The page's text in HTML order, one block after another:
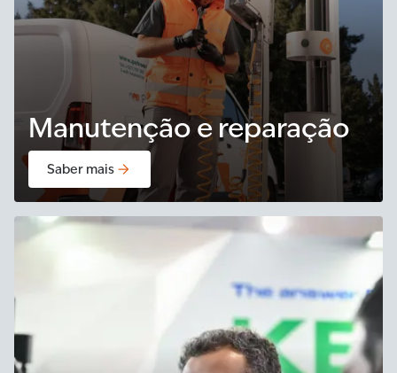
Manutenção e reparação
Saber mais